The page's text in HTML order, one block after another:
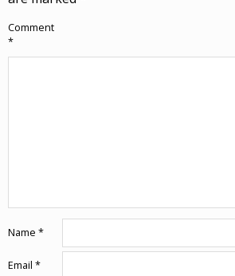
Comment
*
Name *
Email *